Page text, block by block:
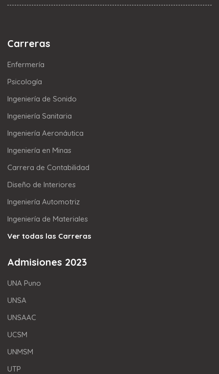
Carreras
Enfermería
Psicología
Ingeniería de Sonido
Ingeniería Sanitaria
Ingeniería Aeronáutica
Ingeniería en Minas
Carrera de Contabilidad
Diseño de Interiores
Ingeniería Automotriz
Ingeniería de Materiales
Ver todas las Carreras
Admisiones 2023
UNA Puno
UNSA
UNSAAC
UCSM
UNMSM
UTP